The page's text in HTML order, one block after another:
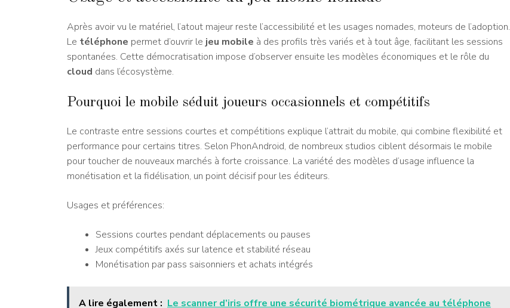
Après avoir vu le matériel, l’atout majeur reste l’accessibilité et les usages nomades, moteurs de l’adoption.
Le téléphone permet d’ouvrir lejeu mobile à des profils très variés et à tout âge, facilitant les sessions
spontanées. Cette démocratisation impose d’observer ensuite les modèles économiques et le rôle du
cloud dans l’écosystème.
Pourquoi le mobile séduit joueurs occasionnels et compétitifs
Le contraste entre sessions courtes et compétitions explique l’attrait du mobile, qui combine flexibilité et
performance pour certains titres. Selon PhonAndroid, de nombreux studios ciblent désormais le mobile
pour toucher de nouveaux marchés à forte croissance. La variété des modèles d’usage influence la
monétisation et la fidélisation, un point décisif pour les éditeurs.
Usages et préférences:
Sessions courtes pendant déplacements ou pauses
Jeux compétitifs axés sur latence et stabilité réseau
Monétisation par pass saisonniers et achats intégrés
A lire également : Le scanner d’iris offre une sécurité biométrique avancée au téléphone